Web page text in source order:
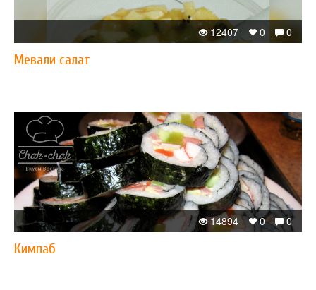
0
0
12407
Мевали салат
0
0
14894
Кимпаб